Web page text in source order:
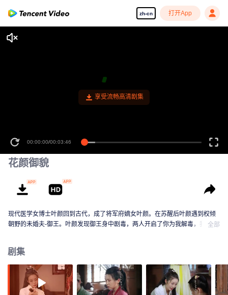
zh-cn 打开App
享受流畅高清剧集
00:00:00/00:03:46
花颜御貌
现代医学女博士叶颜回到古代，成了将军府嫡女叶颜。在苏醒后叶颜遇到权倾
朝野的未婚夫-御王。叶颜发现御王身中剧毒，两人开启了你为我解毒，我给你
全部
剧集